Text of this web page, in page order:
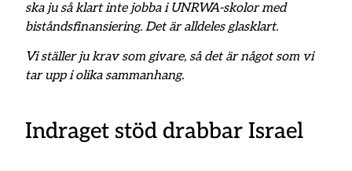
ska ju så klart inte jobba i UNRWA-skolor med
biståndsfinansiering. Det är alldeles glasklart.
Vi ställer ju krav som givare, så det är något som vi
tar upp i olika sammanhang.
Indraget stöd drabbar Israel